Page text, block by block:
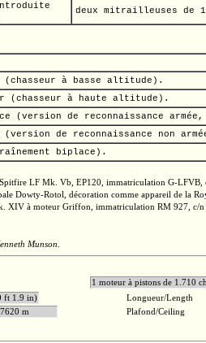
deux mitrailleuses de
à basse altitude).
(chasseur à haute altitude).
(version de reconnaissance
(version de reconnaissance non
biplace).
LF Mk. Vb, EP120, immatriculation G-LFVB,
Dowty-Rotol, décoration comme appareil de la
XIV à moteur Griffon, immatriculation RM 927, c/n
Munson
1 moteur à pistons de
ft 1.9 in) Longueur/Length
à 7620 m Plafond/Ceiling